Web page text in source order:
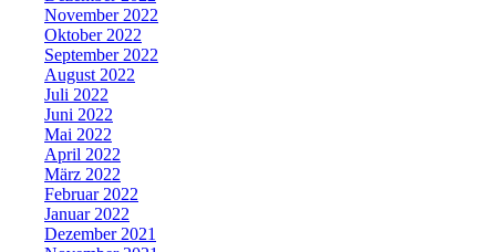
November 2022
Oktober 2022
September 2022
August 2022
Juli 2022
Juni 2022
Mai 2022
April 2022
März 2022
Februar 2022
Januar 2022
Dezember 2021